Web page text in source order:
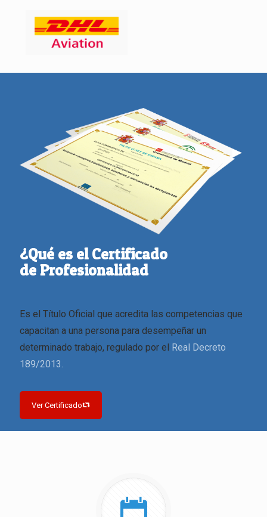
¿Qué es el Certificado
de Profesionalidad
Es el Título Oficial que acredita las competencias que
capacitan a una persona para desempeñar un
determinado trabajo, regulado por el Real Decreto
189/2013.
Ver Certificado